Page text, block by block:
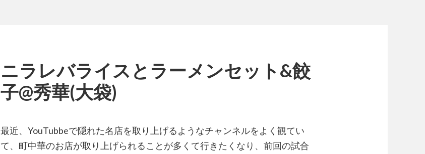
ニラレバライスとラーメンセット&餃
子@秀華(大袋)
最近、YouTubbeで隠れた名店を取り上げるようなチャンネルをよく観てい
て、町中華のお店が取り上げられることが多くて行きたくなり、前回の試合